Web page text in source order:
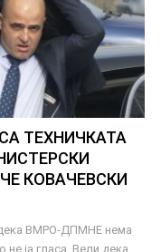
ТЕХНИЧКАТА
КОВАЧЕВСКИ
ВМРО-ДПМНЕ нема
ја гласа. Вели дека